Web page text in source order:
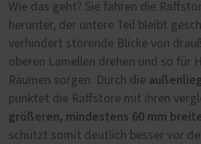
Wie das geht? Sie fahren die
herunter, der untere Teil bleibt
verhindert störende Blicke von
oberen Lamellen drehen und so für
Räumen sorgen. Durch die
punktet die Raffstore mit ihren
größeren, mindestens 60 mm
schützt somit deutlich besser vor